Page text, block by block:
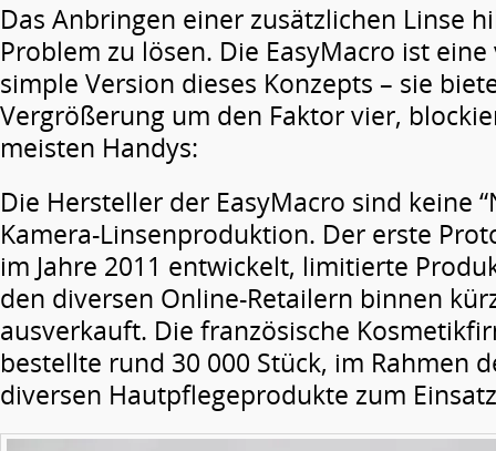
Das Anbringen einer zusätzlichen Linse
Problem zu lösen. Die EasyMacro ist
simple Version dieses Konzepts – sie
Vergrößerung um den Faktor vier,
meisten Handys:
Die Hersteller der EasyMacro sind keine
Kamera-Linsenproduktion. Der erste
im Jahre 2011 entwickelt, limitierte
den diversen Online-Retailern binnen
ausverkauft. Die französische
bestellte rund 30 000 Stück, im Rahmen
diversen Hautpflegeprodukte zum